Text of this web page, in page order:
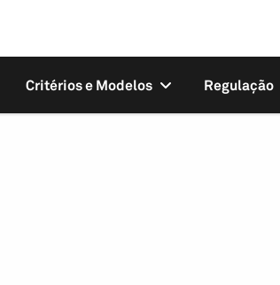
Critérios e Modelos Regulação